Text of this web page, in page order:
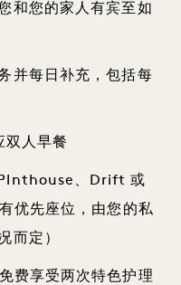
和您的家人有宾至如
并每日补充，包括每
双人早餐
、Drift 或
优先座位，由您的私
而定）
费享受两次特色护理